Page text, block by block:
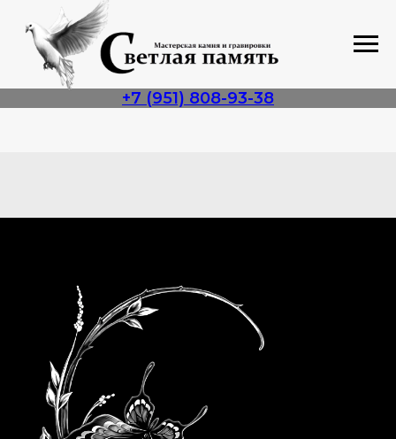
+7 (951) 808-93-38